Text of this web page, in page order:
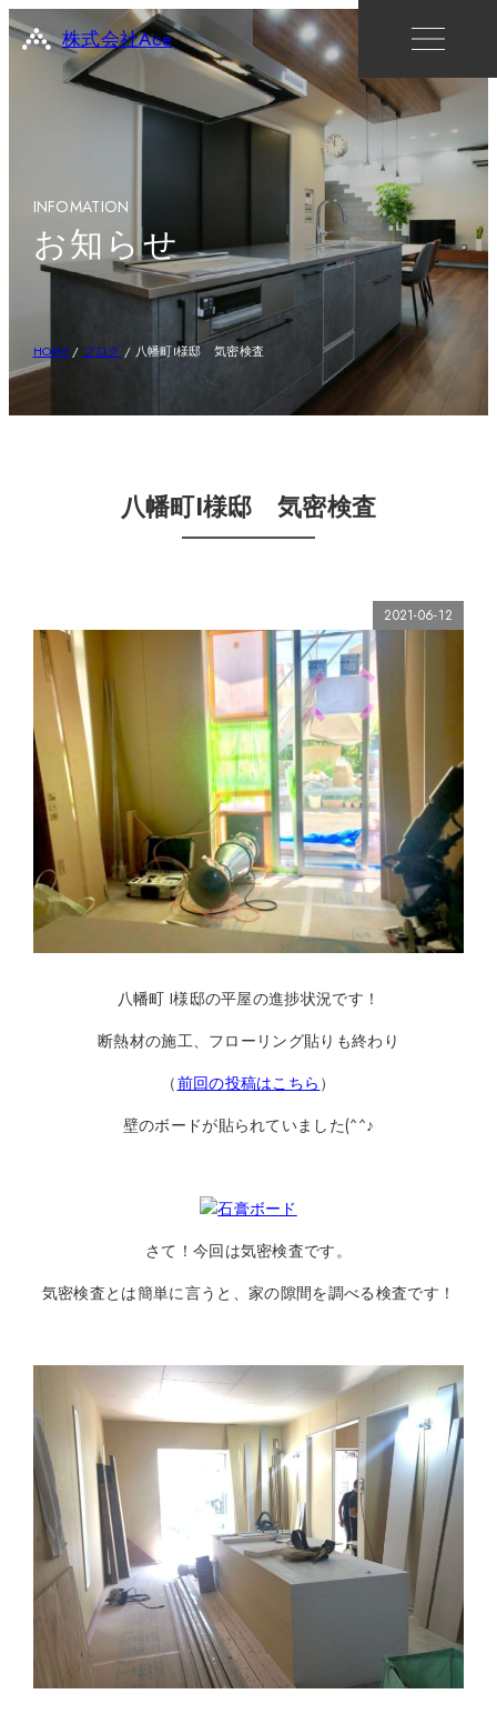
株式会社Ace
INFOMATION
お知らせ
HOME/ ブログ / 八幡町I様邸 気密検査
八幡町I様邸 気密検査
2021-06-12
八幡町 I様邸の平屋の進捗状況です！
断熱材の施工、フローリング貼りも終わり
（前回の投稿はこちら ）
壁のボードが貼られていました(^^♪
さて！今回は気密検査です。
気密検査とは簡単に言うと、家の隙間を調べる検査です！